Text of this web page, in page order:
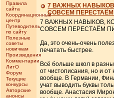
Правила
сайта
Координационный
центр
Путеводитель
по сайту
Полезные
советы
новичкам
Произведения
Комментарии
ЛитО
Форум
Текущие
конкурсы
Авторские
анонсы
7 ВАЖНЫХ
СОВСЕМ ПЕРЕСТАЁМ
7 ВАЖНЫХ НАВЫКОВ,
СОВСЕМ ПЕРЕСТАЁМ
Да, это очень-очень
печатать быстрее.
Всё больше школ в
от чистописания, но и от
вообще. В Германии,
учат выводить буквы
вообще. Анастасия